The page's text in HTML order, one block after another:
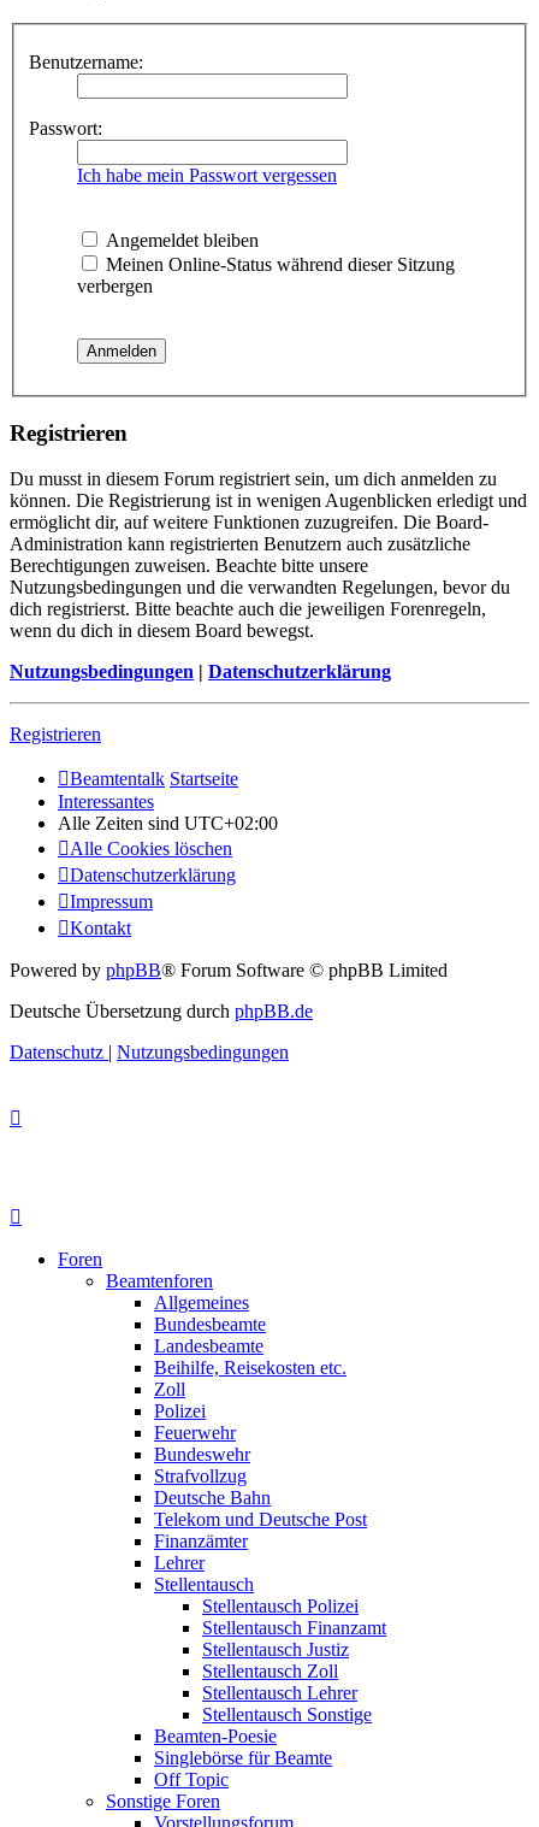
Benutzername:
Passwort:
Ich habe mein Passwort vergessen
Angemeldet bleiben
Meinen Online-Status während dieser Sitzung
verbergen
Registrieren
Du musst in diesem Forum registriert sein, um dich anmelden zu
können. Die Registrierung ist in wenigen Augenblicken erledigt und
ermöglicht dir, auf weitere Funktionen zuzugreifen. Die Board-
Administration kann registrierten Benutzern auch zusätzliche
Berechtigungen zuweisen. Beachte bitte unsere
Nutzungsbedingungen und die verwandten Regelungen, bevor du
dich registrierst. Bitte beachte auch die jeweiligen Forenregeln,
wenn du dich in diesem Board bewegst.
Nutzungsbedingungen | Datenschutzerklärung
Registrieren
Beamtentalk Startseite
Interessantes
Alle Zeiten sind UTC+02:00
Alle Cookies löschen
Datenschutzerklärung
Impressum
Kontakt
Powered by phpBB® Forum Software © phpBB Limited
Deutsche Übersetzung durch phpBB.de
Datenschutz | Nutzungsbedingungen
Foren
Beamtenforen
Allgemeines
Bundesbeamte
Landesbeamte
Beihilfe, Reisekosten etc.
Zoll
Polizei
Feuerwehr
Bundeswehr
Strafvollzug
Deutsche Bahn
Telekom und Deutsche Post
Finanzämter
Lehrer
Stellentausch
Stellentausch Polizei
Stellentausch Finanzamt
Stellentausch Justiz
Stellentausch Zoll
Stellentausch Lehrer
Stellentausch Sonstige
Beamten-Poesie
Singlebörse für Beamte
Off Topic
Sonstige Foren
Vorstellungsforum